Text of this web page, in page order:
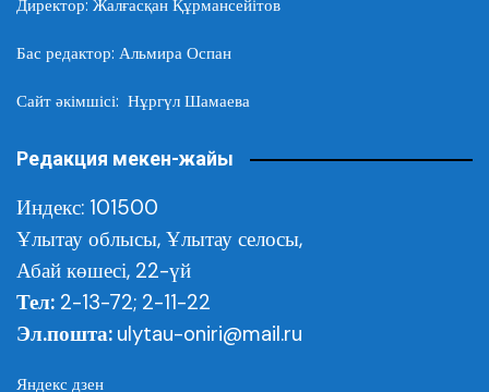
Директор: Жалғасқан Құрмансейітов
Бас редактор: Альмира Оспан
Сайт әкімшісі: Нұргүл Шамаева
Редакция мекен-жайы
Индекс: 101500
Ұлытау облысы, Ұлытау селосы,
Абай көшесі, 22-үй
Тел: 2-13-72; 2-11-22
Эл.пошта: ulytau-oniri@mail.ru
Яндекс дзен